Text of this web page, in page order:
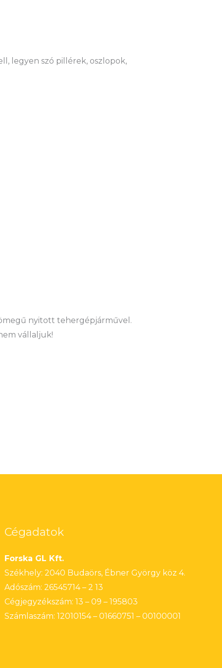
legyen szó pillérek, oszlopok,
nyitott tehergépjárművel.
vállaljuk!
Cégadatok
Forska GL Kft.
Székhely: 2040 Budaörs, Ébner György köz 4.
Adószám: 26545714 – 2 13
Cégjegyzékszám: 13 – 09 – 195803
Számlaszám: 12010154 – 01660751 – 00100001